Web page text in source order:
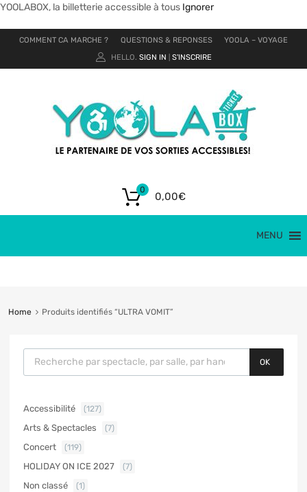
YOOLABOX, la billetterie accessible à tous Ignorer
COMMENT CA MARCHE ? QUESTIONS & REPONSES
YOOLA – VOYAGE
HELLO. SIGN IN S'INSCRIRE
0,00€
0
MENU
Home Produits identifiés “ULTRA VOMIT”
OK
Accessibilité (127)
Arts & Spectacles (7)
Concert (119)
HOLIDAY ON ICE 2027 (7)
Non classé (1)